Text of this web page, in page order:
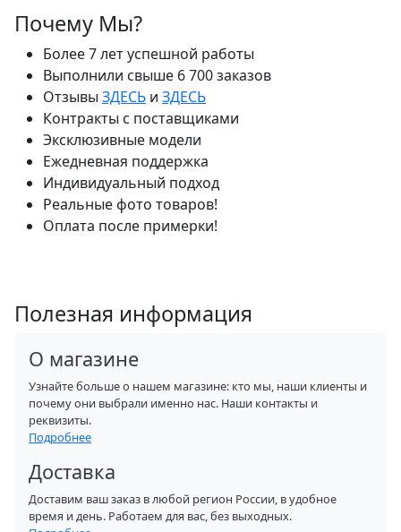
Почему Мы?
Более 7 лет успешной работы
Выполнили свыше 6 700 заказов
Отзывы ЗДЕСЬ и ЗДЕСЬ
Контракты с поставщиками
Эксклюзивные модели
Ежедневная поддержка
Индивидуальный подход
Реальные фото товаров!
Оплата после примерки!
Полезная информация
О магазине
Узнайте больше о нашем магазине: кто мы, наши клиенты и
почему они выбрали именно нас. Наши контакты и
реквизиты.
Подробнее
Доставка
Доставим ваш заказ в любой регион России, в удобное
время и день. Работаем для вас, без выходных.